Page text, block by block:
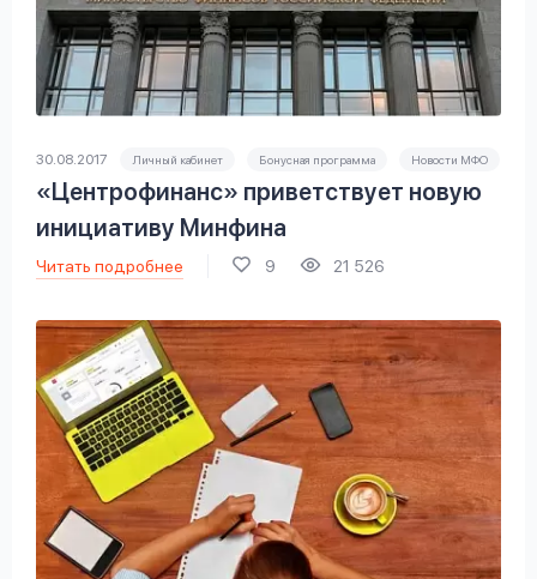
30.08.2017 Личный кабинет Бонусная программа Новости МФО
«Центрофинанс» приветствует новую
инициативу Минфина
Читать подробнее 9 21 526